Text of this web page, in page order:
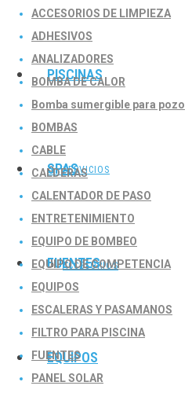
PISCINAS
SERVICIOS
ACCESORIOS
SPAS
FUENTES
EQUIPOS
ACCESORIOS DE LIMPIEZA
ADHESIVOS
ANALIZADORES
BOMBA DE CALOR
Bomba sumergible para pozo
BOMBAS
CABLE
CALDERAS
CALENTADOR DE PASO
ENTRETENIMIENTO
EQUIPO DE BOMBEO
EQUIPO DE COMPETENCIA
EQUIPOS
ESCALERAS Y PASAMANOS
FILTRO PARA PISCINA
FUENTES
PANEL SOLAR